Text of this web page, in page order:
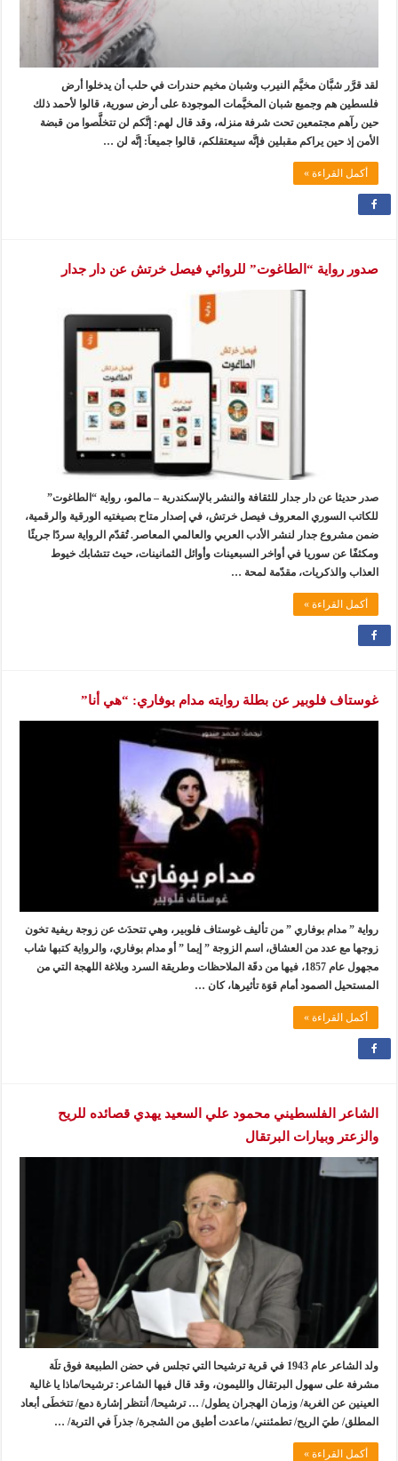
لقد قرَّر شبَّان مخيَّم النيرب وشبان مخيم حندرات في حلب أن يدخلوا أرض
فلسطين هم وجميع شبان المخيَّمات الموجودة على أرض سورية، قالوا لأحمد ذلك
حين رآهم مجتمعين تحت شرفة منزله، وقد قال لهم: إنَّكم لن تتخلَّصوا من قبضة
الأمن إذ حين يراكم مقبلين فإنَّه سيعتقلكم، قالوا جميعاَ: إنَّه لن …
أكمل القراءة »
صدور رواية “الطاغوت” للروائي فيصل خرتش عن دار جدار
صدر حديثا عن دار جدار للثقافة والنشر بالإسكندرية – مالمو، رواية “الطاغوت”
للكاتب السوري المعروف فيصل خرتش، في إصدار متاح بصيغتيه الورقية والرقمية،
ضمن مشروع جدار لنشر الأدب العربي والعالمي المعاصر. تُقدّم الرواية سردًا جريئًا
ومكثفًا عن سوريا في أواخر السبعينات وأوائل الثمانينات، حيث تتشابك خيوط
العذاب والذكريات، مقدّمة لمحة …
أكمل القراءة »
غوستاف فلوبير عن بطلة روايته مدام بوفاري: “هي أنا”
رواية ” مدام بوفاري ” من تأليف غوستاف فلوبير، وهي تتحدَث عن زوجة ريفية تخون
زوجها مع عدد من العشاق، اسم الزوجة ” إيما ” أو مدام بوفاري، والرواية كتبها شاب
مجهول عام 1857، فيها من دقَة الملاحظات وطريقة السرد وبلاغة اللهجة التي من
المستحيل الصمود أمام قوَة تأثيرها، كان …
أكمل القراءة »
الشاعر الفلسطيني محمود علي السعيد يهدي قصائده للريح
والزعتر وبيارات البرتقال
ولد الشاعر عام 1943 في قرية ترشيحا التي تجلس في حضن الطبيعة فوق تلَة
مشرفة على سهول البرتقال والليمون، وقد قال فيها الشاعر: ترشيحا/ماذا يا غالية
العينين عن الغربة/ وزمان الهجران يطول/ … ترشيحا/ أنتظر إشارة دمع/ تتخطَى أبعاد
المطلق/ طيَ الريح/ تطمئنني/ ماعدت أطيق من الشجرة/ جذراَ في التربة/ …
أكمل القراءة »